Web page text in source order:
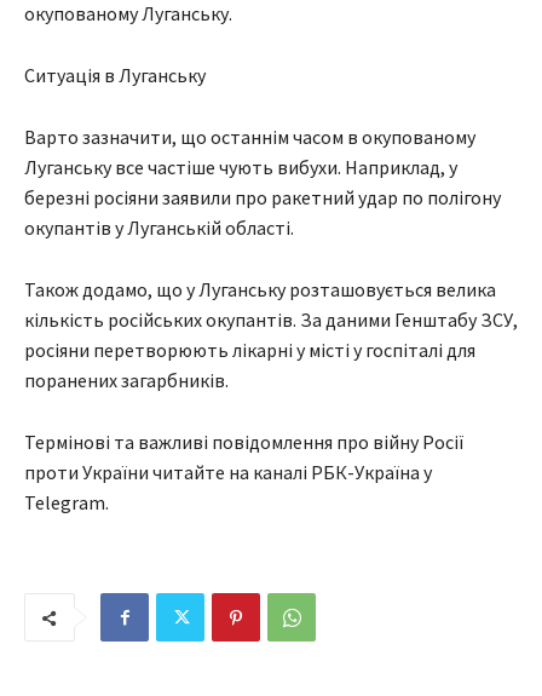
окупованому Луганську.
Ситуація в Луганську
Варто зазначити, що останнім часом в окупованому
Луганську все частіше чують вибухи. Наприклад, у
березні росіяни заявили про ракетний удар по полігону
окупантів у Луганській області.
Також додамо, що у Луганську розташовується велика
кількість російських окупантів. За даними Генштабу ЗСУ,
росіяни перетворюють лікарні у місті у госпіталі для
поранених загарбників.
Термінові та важливі повідомлення про війну Росії
проти України читайте на каналі РБК-Україна у
Telegram.